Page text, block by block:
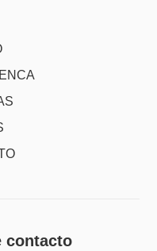
contacto